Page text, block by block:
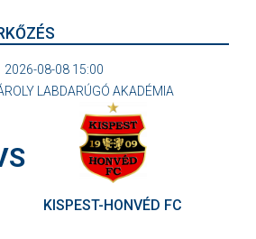
2026-08-08 15:00
LABDARÚGÓ AKADÉMIA
KISPEST-HONVÉD FC